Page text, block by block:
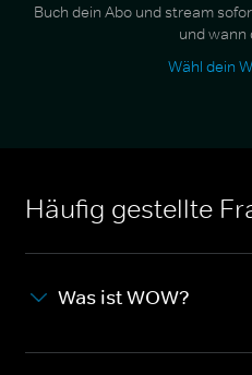
Buch dein Abo und stream
und wann
Wähl dein
Häufig gestellte
Was ist WOW?